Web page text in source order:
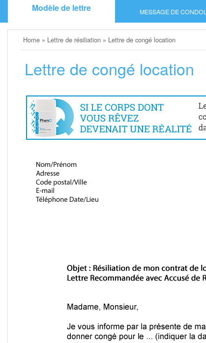
Modèle de lettre MESSAGE DE
Home » Lettre de résiliation » Lettre de congé location
Lettre de congé location